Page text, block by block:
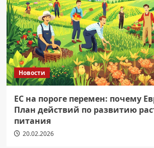
Новости
ЕС на пороге перемен: почему
План действий по развитию
питания
20.02.2026